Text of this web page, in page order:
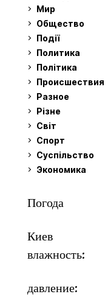
Мир
Общество
Події
Политика
Політика
Происшествия
Разное
Різне
Світ
Спорт
Суспільство
Экономика
Погода
Киев
влажность:
давление: